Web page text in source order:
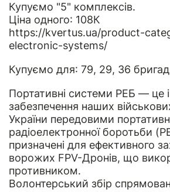
Купуємо "5" комплексів.
Ціна одного: 108К
https://kvertus.ua/product-
electronic-systems/
Купуємо для: 79, 29, 36
Портативні системи РЕБ — це
забезпечення наших
України передовими
радіоелектронної боротьби
призначені для ефективного
ворожих FPV-Дронів, що
противником.
Волонтерський збір